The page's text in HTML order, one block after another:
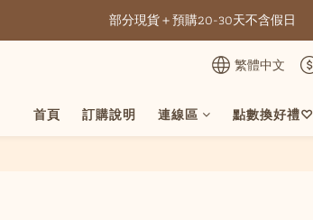
全館滿NT3500元免運
部分現貨＋預購20-30天不含假日
全館滿NT3500元免運
繁體中文
首頁 訂購說明 連線區 點數換好禮♡